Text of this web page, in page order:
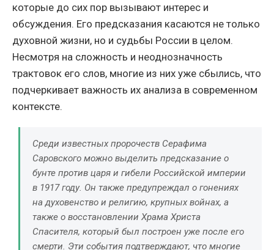
которые до сих пор вызывают интерес и
обсуждения. Его предсказания касаются не только
духовной жизни, но и судьбы России в целом.
Несмотря на сложность и неоднозначность
трактовок его слов, многие из них уже сбылись, что
подчеркивает важность их анализа в современном
контексте.
Среди известных пророчеств Серафима
Саровского можно выделить предсказание о
бунте против царя и гибели Российской империи
в 1917 году. Он также предупреждал о гонениях
на духовенство и религию, крупных войнах, а
также о восстановлении Храма Христа
Спасителя, который был построен уже после его
смерти. Эти события подтверждают, что многие